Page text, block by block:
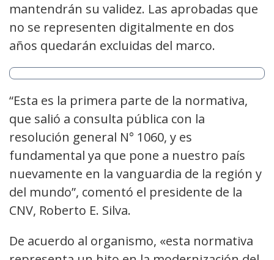
mantendrán su validez. Las aprobadas que
no se representen digitalmente en dos
años quedarán excluidas del marco.
“Esta es la primera parte de la normativa,
que salió a consulta pública con la
resolución general N° 1060, y es
fundamental ya que pone a nuestro país
nuevamente en la vanguardia de la región y
del mundo”, comentó el presidente de la
CNV, Roberto E. Silva.
De acuerdo al organismo, «esta normativa